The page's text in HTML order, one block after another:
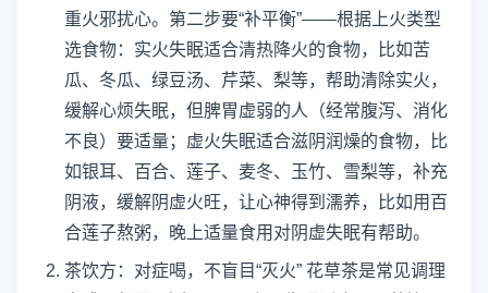
重火邪扰心。第二步要“补平衡”——根据上火类型
选食物：实火失眠适合清热降火的食物，比如苦
瓜、冬瓜、绿豆汤、芹菜、梨等，帮助清除实火，
缓解心烦失眠，但脾胃虚弱的人（经常腹泻、消化
不良）要适量；虚火失眠适合滋阴润燥的食物，比
如银耳、百合、莲子、麦冬、玉竹、雪梨等，补充
阴液，缓解阴虚火旺，让心神得到濡养，比如用百
合莲子熬粥，晚上适量食用对阴虚失眠有帮助。
茶饮方：对症喝，不盲目“灭火” 花草茶是常见调理